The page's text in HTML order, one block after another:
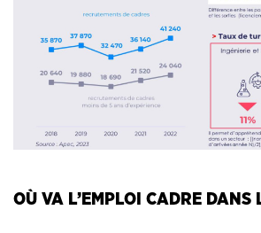
OÙ VA L’EMPLOI CADRE DANS